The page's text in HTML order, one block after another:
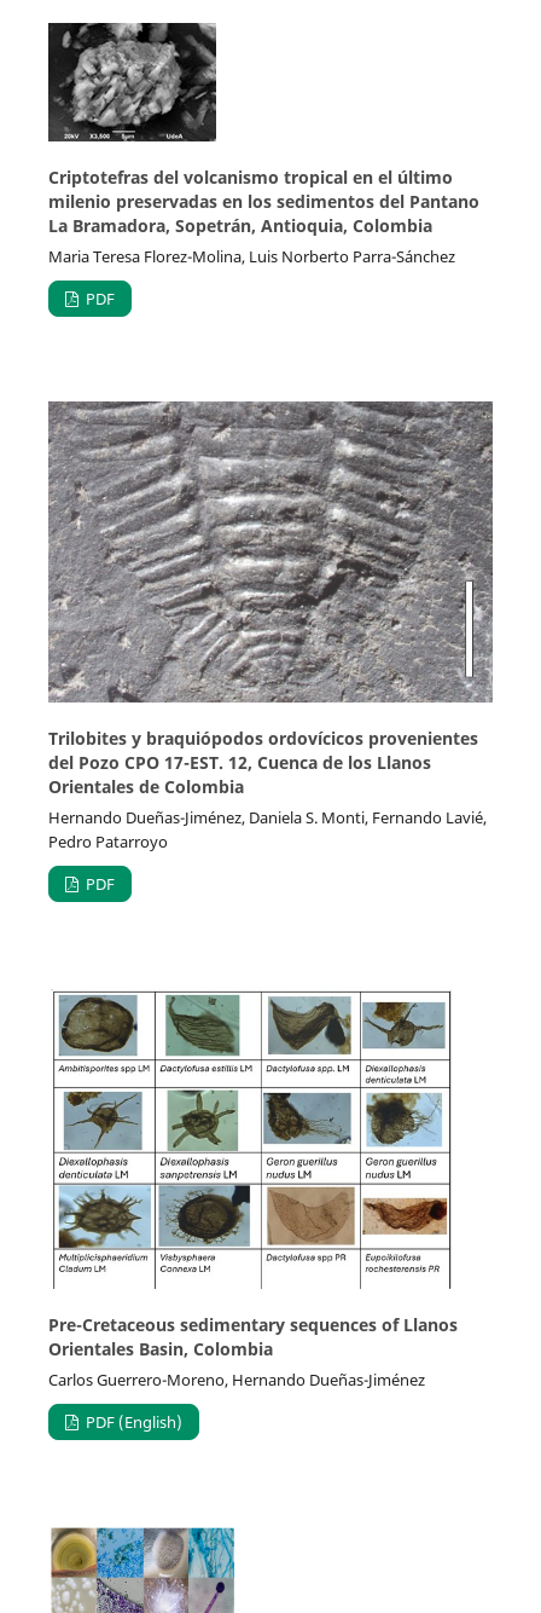
Criptotefras del volcanismo tropical en el último
milenio preservadas en los sedimentos del Pantano
La Bramadora, Sopetrán, Antioquia, Colombia
Maria Teresa Florez-Molina, Luis Norberto Parra-Sánchez
PDF
Trilobites y braquiópodos ordovícicos provenientes
del Pozo CPO 17-EST. 12, Cuenca de los Llanos
Orientales de Colombia
Hernando Dueñas-Jiménez, Daniela S. Monti, Fernando Lavié,
Pedro Patarroyo
PDF
Pre-Cretaceous sedimentary sequences of Llanos
Orientales Basin, Colombia
Carlos Guerrero-Moreno, Hernando Dueñas-Jiménez
PDF (English)